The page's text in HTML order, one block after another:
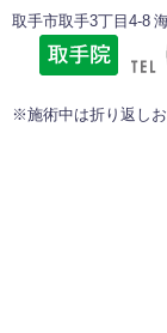
取手市取手3丁目4-8
※施術中は折り返し